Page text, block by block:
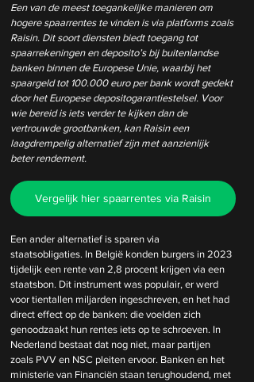
Een van de meest toegankelijke manieren om
hogere spaarrentes te vinden is via platforms zoals
Raisin. Dit soort diensten biedt toegang tot
spaarrekeningen en deposito’s bij buitenlandse
banken binnen de Europese Unie, waarbij het
spaargeld tot 100.000 euro per bank wordt gedekt
door het Europese depositogarantiestelsel. Voor
wie bereid is iets verder te kijken dan de
vertrouwde grootbanken, kan Raisin een
laagdrempelig alternatief zijn met aanzienlijk
beter rendement.
Vergelijk hier spaarrentes via Raisin
Een ander alternatief is sparen via
staatsobligaties. In België konden burgers in 2023
tijdelijk een rente van 2,8 procent krijgen via een
staatsbon. Dit instrument was populair, er werd
voor tientallen miljarden ingeschreven, en het had
direct effect op de banken: die voelden zich
genoodzaakt hun rentes iets op te schroeven. In
Nederland bestaat dat nog niet, maar partijen
zoals PVV en NSC pleiten ervoor. Banken en het
ministerie van Financiën staan terughoudend, met